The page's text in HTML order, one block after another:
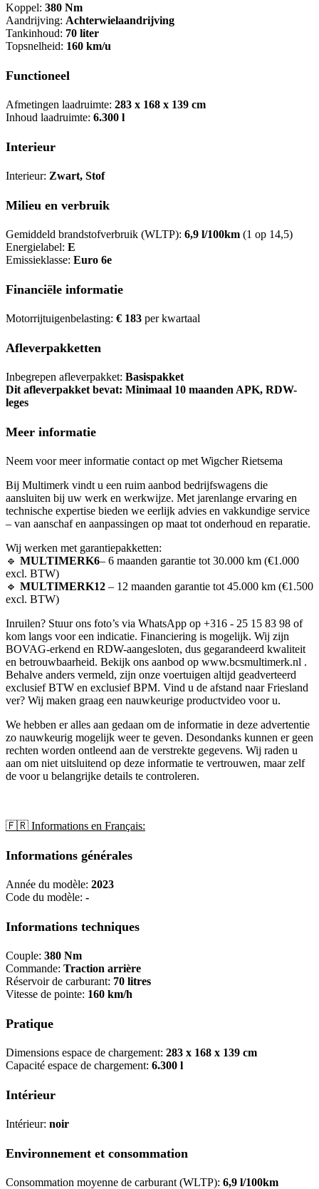
Koppel: 380 Nm
Aandrijving: Achterwielaandrijving
Tankinhoud: 70 liter
Topsnelheid: 160 km/u
Functioneel
Afmetingen laadruimte: 283 x 168 x 139 cm
Inhoud laadruimte: 6.300 l
Interieur
Interieur: Zwart, Stof
Milieu en verbruik
Gemiddeld brandstofverbruik (WLTP): 6,9 l/100km (1 op 14,5)
Energielabel: E
Emissieklasse: Euro 6e
Financiële informatie
Motorrijtuigenbelasting: € 183 per kwartaal
Afleverpakketten
Inbegrepen afleverpakket: Basispakket
Dit afleverpakket bevat: Minimaal 10 maanden APK, RDW-
leges
Meer informatie
Neem voor meer informatie contact op met Wigcher Rietsema
Bij Multimerk vindt u een ruim aanbod bedrijfswagens die
aansluiten bij uw werk en werkwijze. Met jarenlange ervaring en
technische expertise bieden we eerlijk advies en vakkundige service
– van aanschaf en aanpassingen op maat tot onderhoud en reparatie.
Wij werken met garantiepakketten:
🔹 MULTIMERK6– 6 maanden garantie tot 30.000 km (€1.000
excl. BTW)
🔹 MULTIMERK12 – 12 maanden garantie tot 45.000 km (€1.500
excl. BTW)
Inruilen? Stuur ons foto’s via WhatsApp op +316 - 25 15 83 98 of
kom langs voor een indicatie. Financiering is mogelijk. Wij zijn
BOVAG-erkend en RDW-aangesloten, dus gegarandeerd kwaliteit
en betrouwbaarheid. Bekijk ons aanbod op www.bcsmultimerk.nl .
Behalve anders vermeld, zijn onze voertuigen altijd geadverteerd
exclusief BTW en exclusief BPM. Vind u de afstand naar Friesland
ver? Wij maken graag een nauwkeurige productvideo voor u.
We hebben er alles aan gedaan om de informatie in deze advertentie
zo nauwkeurig mogelijk weer te geven. Desondanks kunnen er geen
rechten worden ontleend aan de verstrekte gegevens. Wij raden u
aan om niet uitsluitend op deze informatie te vertrouwen, maar zelf
de voor u belangrijke details te controleren.
🇫🇷 Informations en Français:
Informations générales
Année du modèle: 2023
Code du modèle: -
Informations techniques
Couple: 380 Nm
Commande: Traction arrière
Réservoir de carburant: 70 litres
Vitesse de pointe: 160 km/h
Pratique
Dimensions espace de chargement: 283 x 168 x 139 cm
Capacité espace de chargement: 6.300 l
Intérieur
Intérieur: noir
Environnement et consommation
Consommation moyenne de carburant (WLTP): 6,9 l/100km